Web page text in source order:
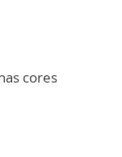
cores